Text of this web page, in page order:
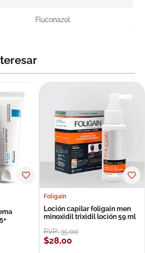
Fluconazol.
Foligain
Loción capilar foligain men
minoxidil trixidil loción 59 ml
PVP:35,00
$28,00